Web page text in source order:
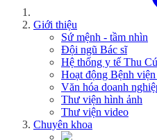
Giới thiệu
Sứ mệnh - tầm nhìn
Đội ngũ Bác sĩ
Hệ thống y tế Thu
Hoạt động Bệnh
Văn hóa doanh
Thư viện hình ảnh
Thư viện video
Chuyên khoa